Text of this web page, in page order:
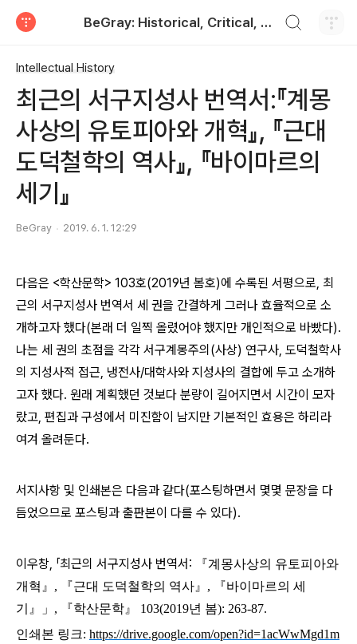
BeGray: Historical, Critical, and Practical
Intellectual History
최근의 서구지성사 번역서:『계몽
사상의 유토피아와 개혁』, 『근대
도덕철학의 역사』, 『바이마르의
세기』
BeGray 2019. 6. 1. 12:29
다음은 <학산문학> 103호(2019년 봄호)에 수록된 서평으로, 최
근의 서구지성사 번역서 세 권을 간결하게 그러나 효율적으로 소
개하고자 했다(본래 더 일찍 올렸어야 했지만 개인적으로 바빴다).
나는 세 권의 초점을 각각 서구계몽주의(사상) 연구사, 도덕철학사
의 지성사적 접근, 냉전사/대학사와 지성사의 결합에 두고 소개하
고자 했다. 원래 계획했던 것보다 분량이 길어지면서 시간이 모자
랐고, 편집과 구성에서 미진함이 남지만 기본적인 효용은 하리라
여겨 올려둔다.
서지사항 및 인쇄본은 다음과 같다(포스팅하면서 몇몇 문장을 다
듬었으므로 포스팅과 출판본이 다를 수 있다).
이우창, 「최근의 서구지성사 번역서:
『계몽사상의 유토피아와
개혁』, 『근대 도덕철학의 역사』, 『바이마르의 세
기』」, 『학산문학』 103(2019년 봄): 263-87.
인쇄본 링크: https://drive.google.com/open?id=1acWwMgd1m